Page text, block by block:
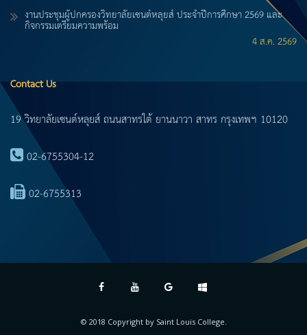
งานประชุมผู้ปกครองวิทยาลัยเซนต์หลุยส์ ประจำปีการศึกษา 2569 และ
กิจกรรมเตรียมความพร้อม
4 ส.ค. 2569
Contact Us
19 วิทยาลัยเซนต์หลุยส์ ถนนสาทรใต้ ยานนาวา สาทร กรุงเทพฯ 10120
02-6755304-12
02-6755313
© 2018 Copyright by Saint Louis College.